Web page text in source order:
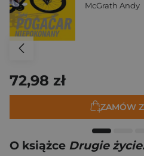
McGrath Andy
72,98 zł
ZAMÓW
O książce Drugie